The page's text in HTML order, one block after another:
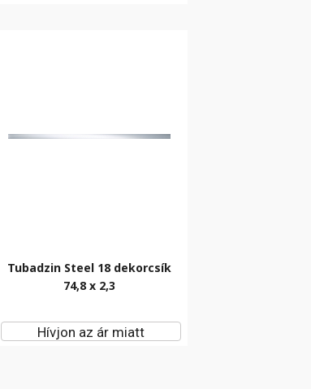
Tubadzin Steel 18 dekorcsík
74,8 x 2,3
Hívjon az ár miatt